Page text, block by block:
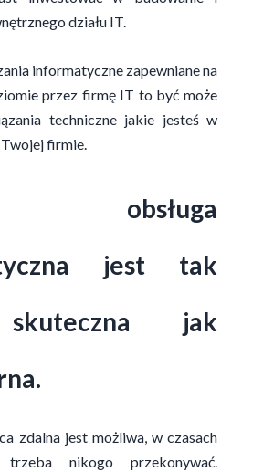
działu IT.
informatyczne zapewniane na
przez firmę IT to być może
techniczne jakie jesteś w
firmie.
obsługa
jest tak
jak
zdalna jest możliwa, w czasach
nikogo przekonywać.